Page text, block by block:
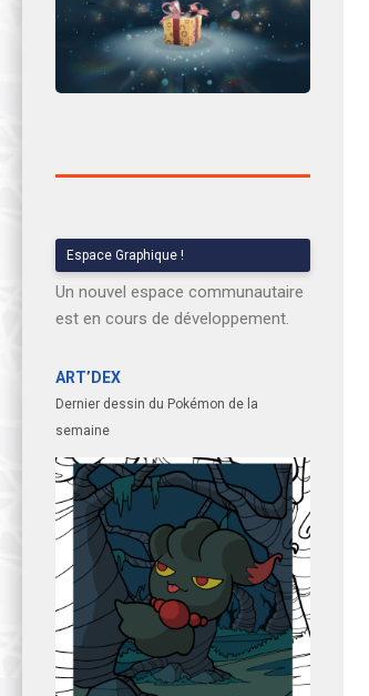
Espace Graphique !
Un nouvel espace communautaire
est en cours de développement.
ART’DEX
Dernier dessin du Pokémon de la
semaine